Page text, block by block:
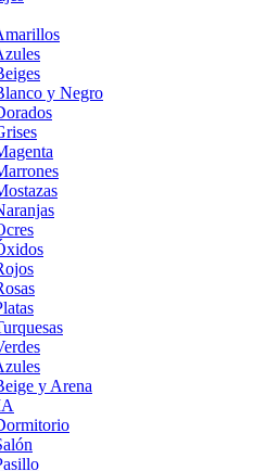
y Negro
y Arena